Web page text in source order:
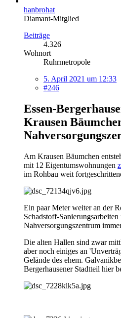
hanbrohat
Diamant-Mitglied
Beiträge
4.326
Wohnort
Ruhrmetropole
5. April 2021 um 12:33
#246
Essen-
Krausen
Am Krausen Bäumchen
mit 12 Eigentumswohnungen
im Rohbau weit
Ein paar Meter weiter an der
Schadstoff-Sanierungsarbeiten
Nahversorgungszentrum
Die alten Hallen sind zwar
aber noch einiges an
Gelände des ehem.
Bergerhausener Stadtteil hier